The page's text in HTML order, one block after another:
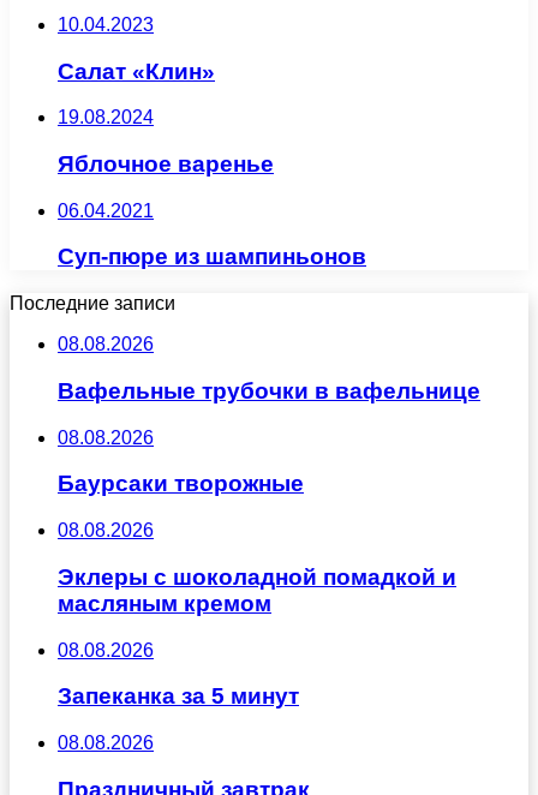
10.04.2023
Салат «Клин»
19.08.2024
Яблочное варенье
06.04.2021
Суп-пюре из шампиньонов
Последние записи
08.08.2026
Вафельные трубочки в вафельнице
08.08.2026
Баурсаки творожные
08.08.2026
Эклеры с шоколадной помадкой и
масляным кремом
08.08.2026
Запеканка за 5 минут
08.08.2026
Праздничный завтрак